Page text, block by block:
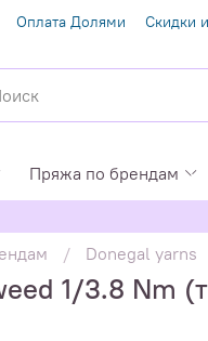
Оплата Долями Скидки
Пряжа по брендам
Donegal yarns
1/3.8 Nm